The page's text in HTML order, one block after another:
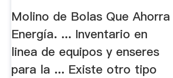
Molino de Bolas Que Ahorra
Energía. ... Inventario en
linea de equipos y enseres
para la ... Existe otro tipo